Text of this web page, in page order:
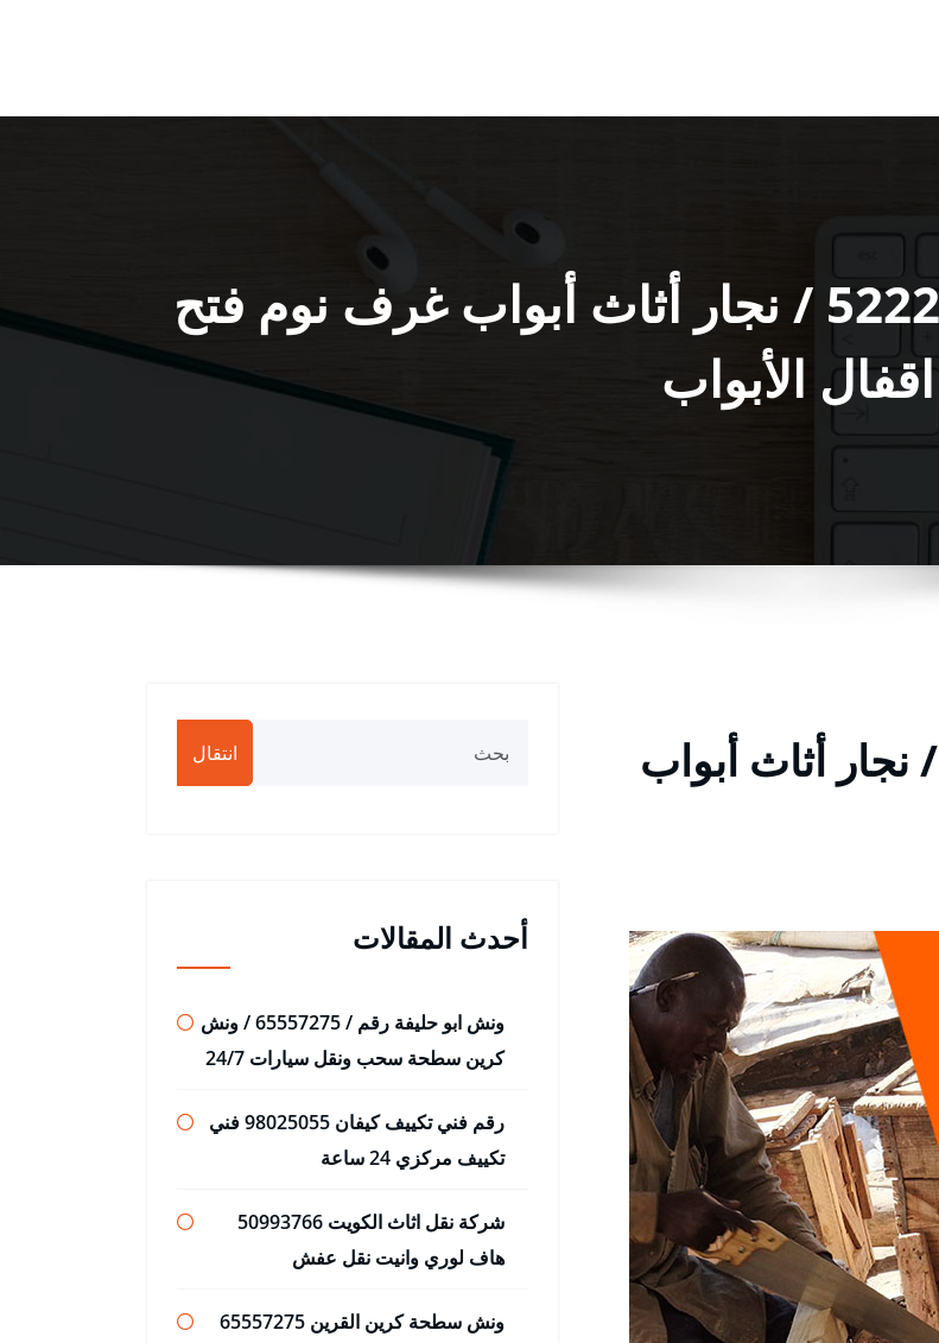
نجار أبواب بنيدر / 52227355 / نجار أثاث أبواب غرف نوم فتح
اقفال الأبواب
نجار أبواب بنيدر / 52227355 / نجار أثاث أبواب
انتقال
أحدث المقالات
ونش ابو حليفة رقم / 65557275 / ونش
كرين سطحة سحب ونقل سيارات 24/7
رقم فني تكييف كيفان 98025055 فني
تكييف مركزي 24 ساعة
شركة نقل اثاث الكويت 50993766
هاف لوري وانيت نقل عفش
ونش سطحة كرين القرين 65557275